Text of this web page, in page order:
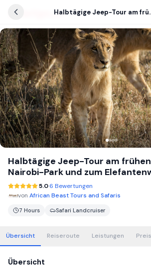
Halbtägige Jeep-Tour
Halbtägige Jeep-Tour am
Nairobi-Park und zum
5.06 Bewertungen
von African Beast Tours and Safaris
7 Hours Safari Landcruiser
Übersicht Reiseroute Leistungen
Übersicht